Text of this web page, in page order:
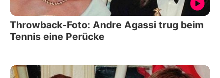
Throwback-Foto: Andre Agassi trug beim
Tennis eine Perücke